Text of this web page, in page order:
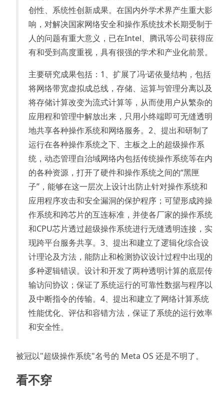
创性、系统性创新成果。在国内外学术界产生重大影
响，对解决国家网络安全和操作系统技术长期受制于
人的问题有重大意义，已在Intel、腾讯等公司获得应
有和受到高度重视，具有很强的学术和产业化前景。
主要研究成果包括：1、扩展了冯·诺依曼结构，包括
将网络带宽虚拟成总线，存储、运算与管理分离以及
将存储计算改变为流式计算等，从而使用户从繁杂的
应用程和管理中解放出来，只用小终端即可无缝透明
地共享各种操作系统和网络服务。2、提出和研制了
运行在各种操作系统之下、主板之上的超级操作系
统，动态管理自治域网络内包括传统操作系统等在内
的各种资源，打开了硬件和操作系统之间的“黑匣
子”，能够在这一层次上设计出防止针对操作系统和
应用程序攻击和安全漏洞的保护程序；可望形成跨操
作系统和跨芯片的互连标准，并使各厂家的操作系统
和CPU芯片透过超级操作系统进行无缝透明连接，实
现跨平台服务共享。3、提出和建立了逻辑化综合设
计理论及方法，能防止和检测协议设计过程中出现的
多种逻辑错误。设计和开发了两种透明计算的底层传
输访问协议；保证了系统运行的可靠性数据与程序以
及中断指令的传输。4、提出和建立了网络计算系统
性能优化、评估和容错方法，保证了系统的运行效率
和安全性。
被冠以"超级操作系统"名号的 Meta OS 还是不明了。
看不穿